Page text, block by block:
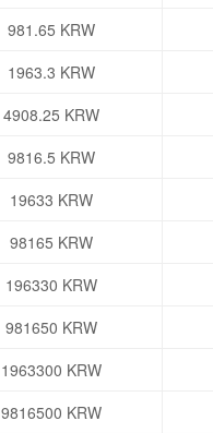
981.65 KRW
1963.3 KRW
4908.25 KRW
9816.5 KRW
19633 KRW
98165 KRW
196330 KRW
981650 KRW
1963300 KRW
9816500 KRW